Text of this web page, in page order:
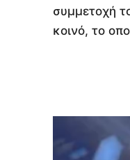
συμμετοχή
κοινό, το